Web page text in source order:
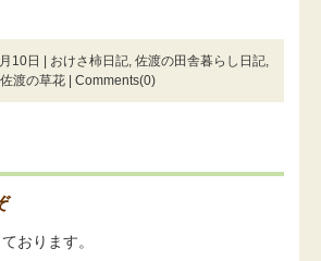
10日 | おけさ柿日記 佐渡の田舎暮らし日記
佐渡の草花| Comments(0)
おります。